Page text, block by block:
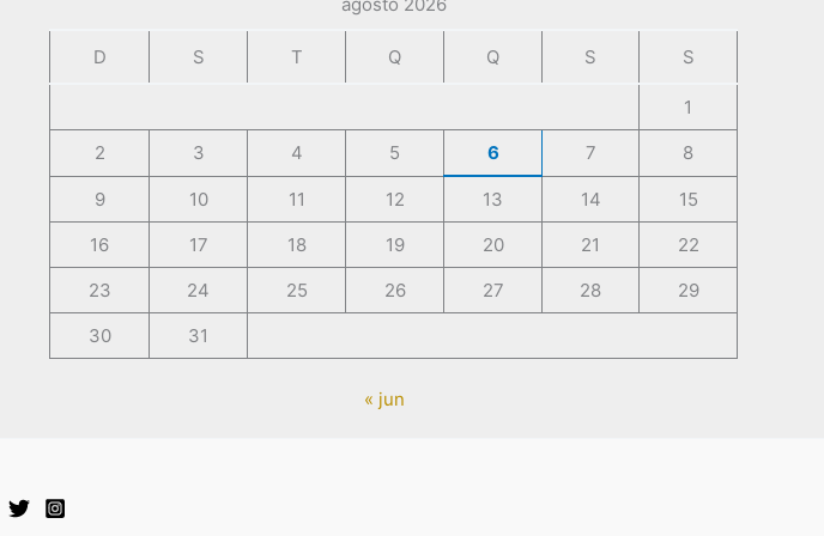
D S T Q Q S S
1
2
3 4 5 6 7 8
9 10 11 12 13 14
15
16
17 18 19 20 21
22
23
24 25 26 27 28
29
30
31
« jun